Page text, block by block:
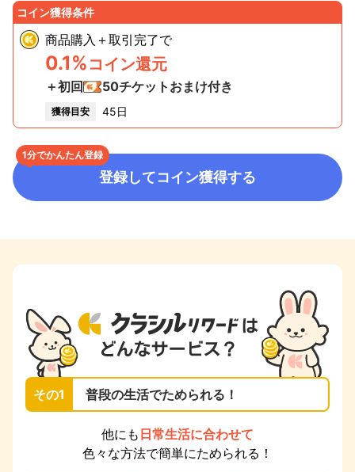
コイン獲得条件
商品購入＋取引完了で
0.1% コイン還元
＋初回 50チケットおまけ付き
獲得目安 45日
1分でかんたん登録
登録してコイン獲得する
その1 普段の生活でためられる！
他にも 日常生活に合わせて
色々な方法で簡単にためられる！